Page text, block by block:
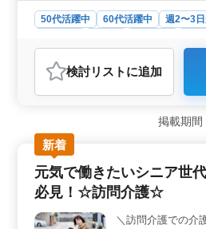
50代活躍中 60代活躍中 週2〜3
介護福祉士・
おすすめポイント
＜福祉充実＞ 地域密着型の訪問
居宅への訪問介護や食事・入浴
を提供しています。私たちは福祉
者の生活の質を向上させることを
家庭における介護が必要な方々に
けています。 ＜働きやすい環
は週3日以上相談可能なシフト制
も安心して始められる環境が整っ
検討リスト に追加
掲載期
新着
元気で働きたいシニア世
必見！☆訪問介護☆
＼訪問介護での介